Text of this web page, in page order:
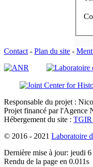
Contact - Plan du site -
Responsable du projet :
Projet financé par l'Agence
Hébergement du site : TGIR
© 2016 - 2021 Laboratoire
Dernière mise à jour: jeudi
Rendu de la page en 0.011s